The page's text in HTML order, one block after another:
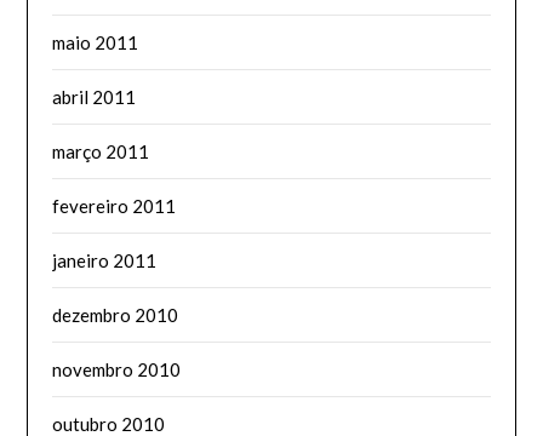
maio 2011
abril 2011
março 2011
fevereiro 2011
janeiro 2011
dezembro 2010
novembro 2010
outubro 2010